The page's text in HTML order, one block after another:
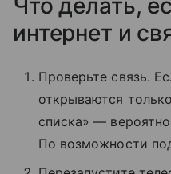
интернет и
Проверьте связь.
открываются
списка» —
По возможности